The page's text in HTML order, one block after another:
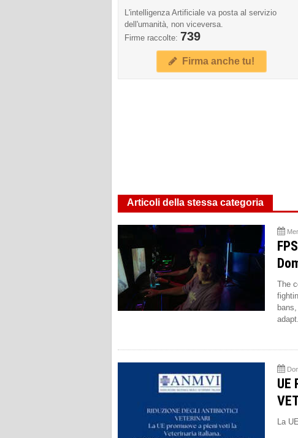
L'intelligenza Artificiale va posta al servizio
dell'umanità, non viceversa.
Firme raccolte: 739
Firma anche tu!
Articoli della stessa categoria
The
adapt.
UE
La